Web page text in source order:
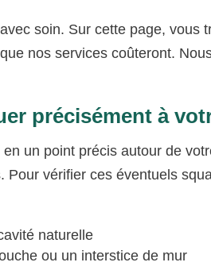
soin. Sur cette page, vous
nos services coûteront.
précisément à
un point précis autour de
vérifier ces éventuels
naturelle
ou un interstice de mur